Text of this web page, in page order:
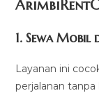
1.Sewa Mobil
Layanan ini
perjalanan